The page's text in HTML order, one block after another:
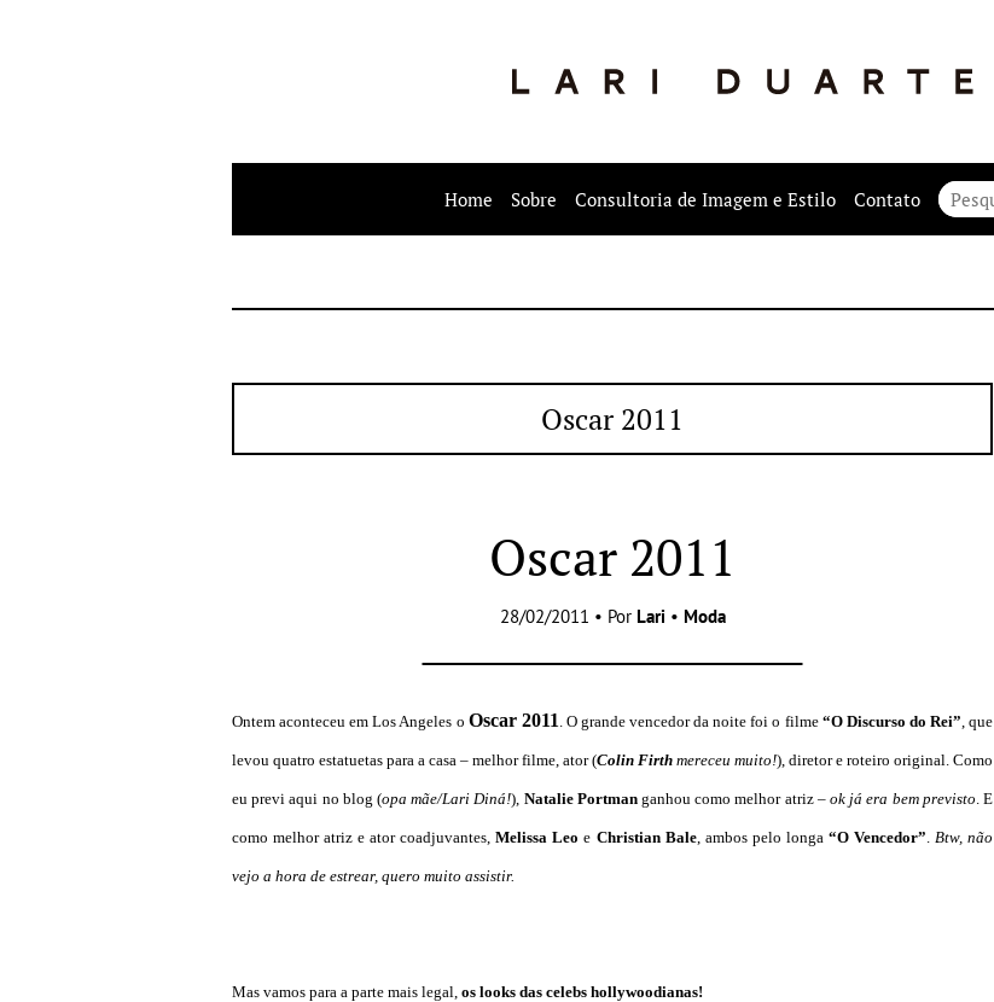
Home Sobre Consultoria de Imagem e Estilo Contato
Oscar 2011
Oscar 2011
28/02/2011 • Por Lari • Moda
Ontem aconteceu em Los Angeles o Oscar 2011. O grande vencedor da noite foi o filme “O Discurso do Rei”, que
levou quatro estatuetas para a casa – melhor filme, ator (Colin Firth mereceu muito!), diretor e roteiro original. Como
eu previ aqui no blog (opa mãe/Lari Diná!), Natalie Portmanganhou como melhor atriz –ok já era bem previsto. E
como melhor atriz e ator coadjuvantes,Melissa Leo e Christian Bale, ambos pelo longa “O Vencedor”. Btw, não
vejo a hora de estrear, quero muito assistir.
Mas vamos para a parte mais legal, os looks das celebs hollywoodianas!